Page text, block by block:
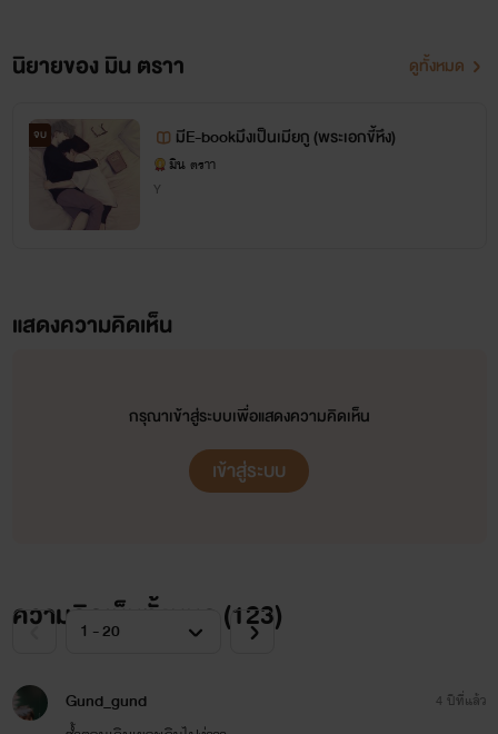
นิยายของ มิน ตราา ดูทั้งหมด
จบ มีE-bookมึงเป็นเมียกู (พระเอกขี้หึง)
มิน ตราา
Y
แสดงความคิดเห็น
กรุณาเข้าสู่ระบบเพื่อแสดงความคิดเห็น
เข้าสู่ระบบ
ความคิดเห็นทั้งหมด (123)
Gund_gund 4 ปีที่แล้ว